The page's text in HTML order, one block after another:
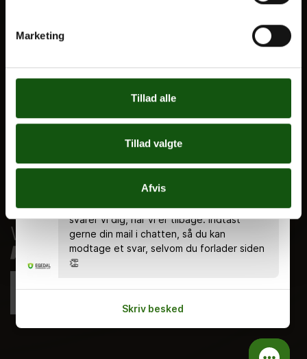
Marketing
Tillad alle
Tillad valgte
Afvis
Kontakt
Tal og Oplysninger
Tilgængelighedserklæring
8.00 - 18.00 🤗 Du kan stadig skrive en
svarer vi dig, når vi er tilbage. Indtast
gerne din mail i chatten, så du kan
modtage et svar, selvom du forlader siden
👏
Skriv besked